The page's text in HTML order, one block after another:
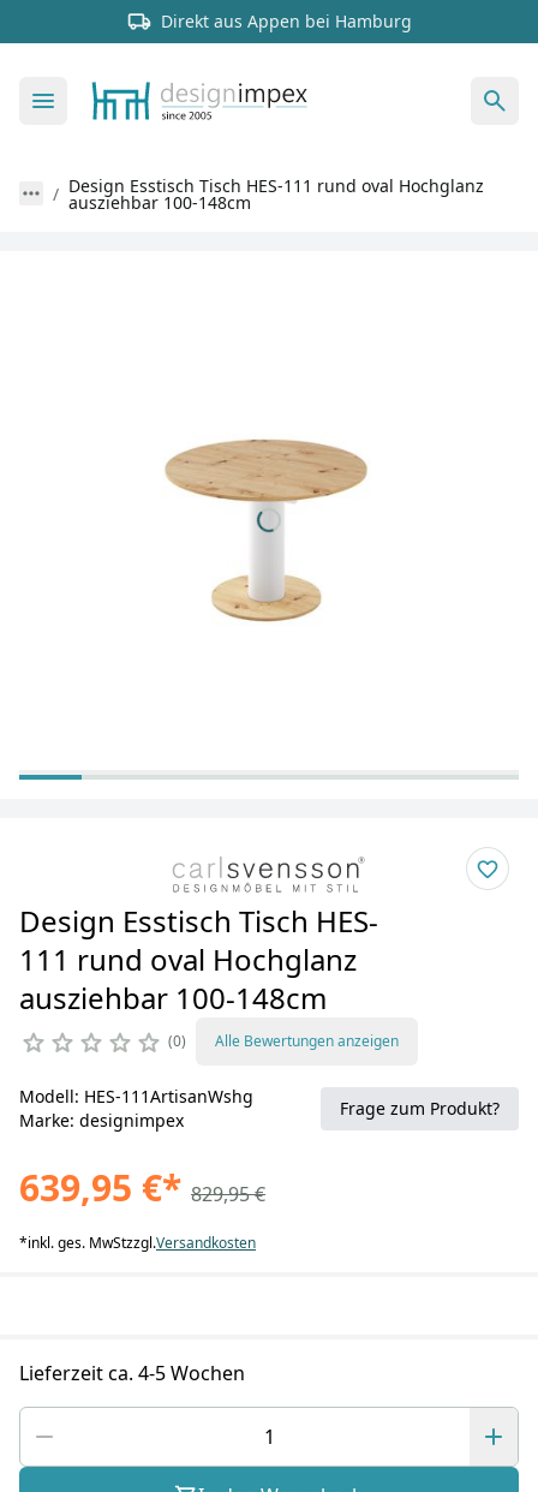
Direkt aus Appen bei Hamburg
Design Esstisch Tisch HES-111 rund oval Hochglanz
ausziehbar 100-148cm
Design Esstisch Tisch HES-
111 rund oval Hochglanz
ausziehbar 100-148cm
0 Alle Bewertungen anzeigen
Modell: HES-111ArtisanWshg
Marke: designimpex
Frage zum Produkt?
639,95 €* 829,95 €
*inkl. ges. MwStzzgl.Versandkosten
Lieferzeit ca. 4-5 Wochen